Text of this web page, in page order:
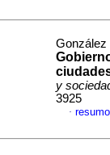
González
y
3925
·